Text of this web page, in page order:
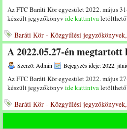
Az FTC Baráti Kör egyesület 2022. május
készült jegyzőkönyv ide kattintva
Baráti Kör - Közgyűlési
A 2022.05.27-én megtartott
Szerző: Admin Bejegyzés ideje: 2022.
Az FTC Baráti Kör egyesület 2022. május
készült jegyzőkönyv ide kattintva
Baráti Kör - Közgyűlési